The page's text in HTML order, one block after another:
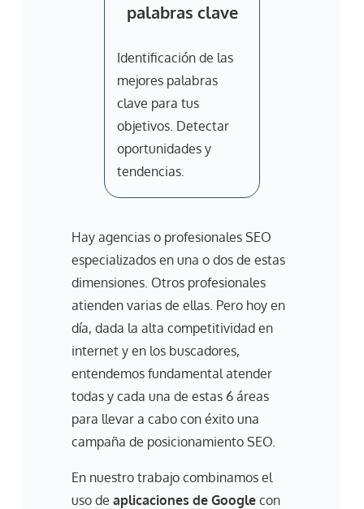
palabras clave
Identificación de las
mejores palabras
clave para tus
objetivos. Detectar
oportunidades y
tendencias.
Hay agencias o profesionales SEO
especializados en una o dos de estas
dimensiones. Otros profesionales
atienden varias de ellas. Pero hoy en
día, dada la alta competitividad en
internet y en los buscadores,
entendemos fundamental atender
todas y cada una de estas 6 áreas
para llevar a cabo con éxito una
campaña de posicionamiento SEO.
En nuestro trabajo combinamos el
uso de aplicaciones de Google con